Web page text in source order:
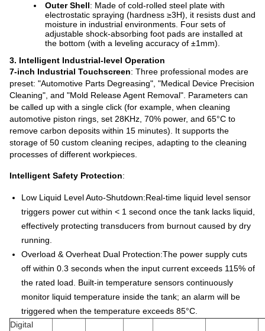
Outer Shell: Made of cold-rolled steel plate with
electrostatic spraying (hardness ≥3H), it resists dust and
moisture in industrial environments. Four sets of
adjustable shock-absorbing foot pads are installed at
the bottom (with a leveling accuracy of ±1mm).
3. Intelligent Industrial-level Operation
7-inch Industrial Touchscreen: Three professional modes are
preset: "Automotive Parts Degreasing", "Medical Device Precision
Cleaning", and "Mold Release Agent Removal". Parameters can
be called up with a single click (for example, when cleaning
automotive piston rings, set 28KHz, 70% power, and 65°C to
remove carbon deposits within 15 minutes). It supports the
storage of 50 custom cleaning recipes, adapting to the cleaning
processes of different workpieces.
Intelligent Safety Protection:
Low Liquid Level Auto-Shutdown:Real-time liquid level sensor
triggers power cut within < 1 second once the tank lacks liquid,
effectively protecting transducers from burnout caused by dry
running.
Overload & Overheat Dual Protection:The power supply cuts
off within 0.3 seconds when the input current exceeds 115% of
the rated load. Built-in temperature sensors continuously
monitor liquid temperature inside the tank; an alarm will be
triggered when the temperature exceeds 85°C.
Digital